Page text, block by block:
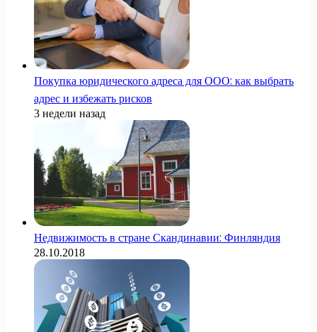
Покупка юридического адреса для ООО: как выбрать
адрес и избежать рисков
3 недели назад
Недвижимость в стране Скандинавии: Финляндия
28.10.2018